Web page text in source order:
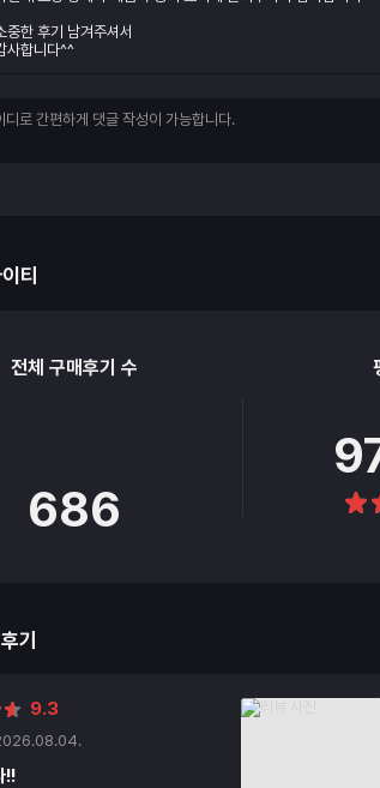
중한 후기 남겨주셔서
사합니다^^
티
전체 구매후기 수
686
기
9.3
!!